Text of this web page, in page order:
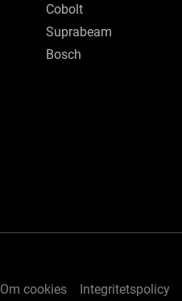
Cobolt
Suprabeam
Bosch
Om cookies Integritetspolicy